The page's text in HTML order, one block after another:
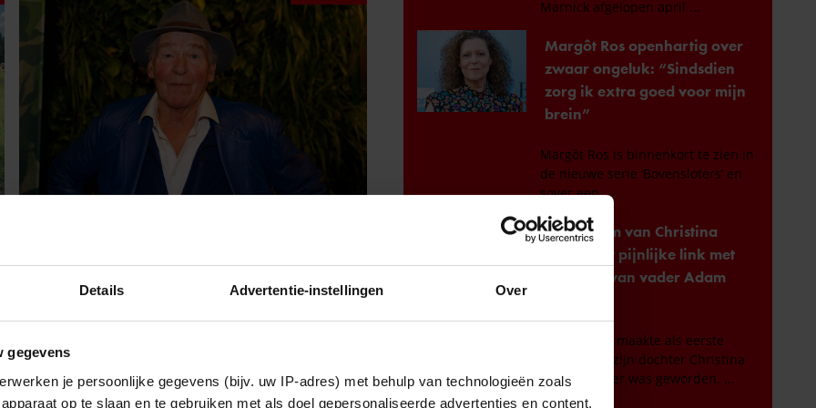
Details Advertentie-instellingen Over
gegevens
je persoonlijke gegevens (bijv. uw IP-adres) met behulp van technologieën zoals
op te slaan en te gebruiken met als doel gepersonaliseerde advertenties en content,
PETER FABER (82) OVERLEDEN:
ACTEUR STIERF VREDIG IN HET
BIJZIJN VAN ZIJN MEEST